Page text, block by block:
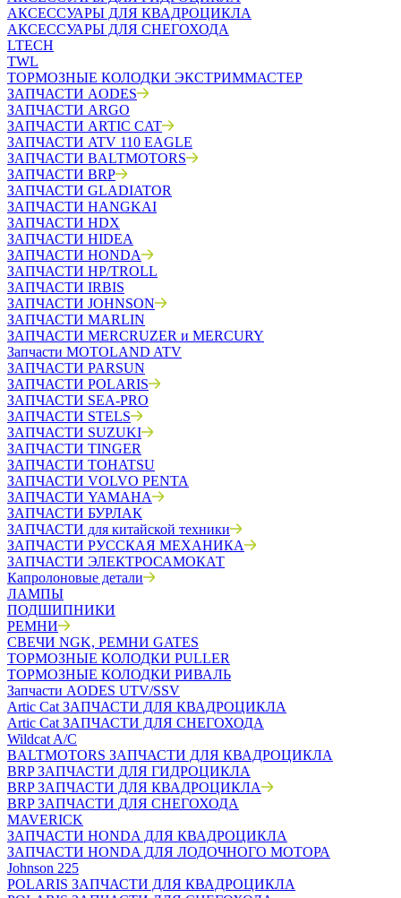
АКСЕССУАРЫ ДЛЯ КВАДРОЦИКЛА
АКСЕССУАРЫ ДЛЯ СНЕГОХОДА
LTECH
TWL
ТОРМОЗНЫЕ КОЛОДКИ ЭКСТРИММАСТЕР
ЗАПЧАСТИ AODES
ЗАПЧАСТИ ARGO
ЗАПЧАСТИ ARTIC CAT
ЗАПЧАСТИ ATV 110 EAGLE
ЗАПЧАСТИ BALTMOTORS
ЗАПЧАСТИ BRP
ЗАПЧАСТИ GLADIATOR
ЗАПЧАСТИ HANGKAI
ЗАПЧАСТИ HDX
ЗАПЧАСТИ HIDEA
ЗАПЧАСТИ HONDA
ЗАПЧАСТИ HP/TROLL
ЗАПЧАСТИ IRBIS
ЗАПЧАСТИ JOHNSON
ЗАПЧАСТИ MARLIN
ЗАПЧАСТИ MERCRUZER и MERCURY
Запчасти MOTOLAND ATV
ЗАПЧАСТИ PARSUN
ЗАПЧАСТИ POLARIS
ЗАПЧАСТИ SEA-PRO
ЗАПЧАСТИ STELS
ЗАПЧАСТИ SUZUKI
ЗАПЧАСТИ TINGER
ЗАПЧАСТИ TOHATSU
ЗАПЧАСТИ VOLVO PENTA
ЗАПЧАСТИ YAMAHA
ЗАПЧАСТИ БУРЛАК
ЗАПЧАСТИ для китайской техники
ЗАПЧАСТИ РУССКАЯ МЕХАНИКА
ЗАПЧАСТИ ЭЛЕКТРОСАМОКАТ
Капролоновые детали
ЛАМПЫ
ПОДШИПНИКИ
РЕМНИ
СВЕЧИ NGK, РЕМНИ GATES
ТОРМОЗНЫЕ КОЛОДКИ PULLER
ТОРМОЗНЫЕ КОЛОДКИ РИВАЛЬ
Запчасти AODES UTV/SSV
Artic Cat ЗАПЧАСТИ ДЛЯ КВАДРОЦИКЛА
Artic Cat ЗАПЧАСТИ ДЛЯ СНЕГОХОДА
Wildcat A/C
BALTMOTORS ЗАПЧАСТИ ДЛЯ КВАДРОЦИКЛА
BRP ЗАПЧАСТИ ДЛЯ ГИДРОЦИКЛА
BRP ЗАПЧАСТИ ДЛЯ КВАДРОЦИКЛА
BRP ЗАПЧАСТИ ДЛЯ СНЕГОХОДА
MAVERICK
ЗАПЧАСТИ HONDA ДЛЯ КВАДРОЦИКЛА
ЗАПЧАСТИ HONDA ДЛЯ ЛОДОЧНОГО МОТОРА
Johnson 225
POLARIS ЗАПЧАСТИ ДЛЯ КВАДРОЦИКЛА